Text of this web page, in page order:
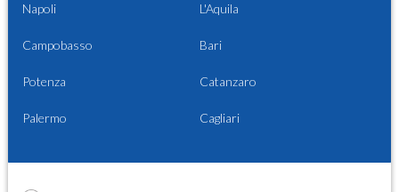
Napoli L'Aquila
Campobasso Bari
Potenza Catanzaro
Palermo Cagliari